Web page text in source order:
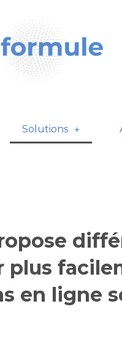
Solutions
plus
en ligne